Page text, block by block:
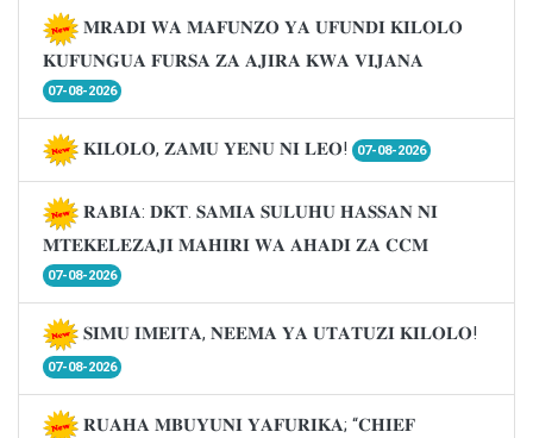
𝐌𝐑𝐀𝐃𝐈 𝐖𝐀 𝐌𝐀𝐅𝐔𝐍𝐙𝐎 𝐘𝐀 𝐔𝐅𝐔𝐍𝐃𝐈 𝐊𝐈𝐋𝐎𝐋𝐎
𝐊𝐔𝐅𝐔𝐍𝐆𝐔𝐀 𝐅𝐔𝐑𝐒𝐀 𝐙𝐀 𝐀𝐉𝐈𝐑𝐀 𝐊𝐖𝐀 𝐕𝐈𝐉𝐀𝐍𝐀
07-08-2026
𝐊𝐈𝐋𝐎𝐋𝐎, 𝐙𝐀𝐌𝐔 𝐘𝐄𝐍𝐔 𝐍𝐈 𝐋𝐄𝐎! 07-08-2026
𝐑𝐀𝐁𝐈𝐀: 𝐃𝐊𝐓. 𝐒𝐀𝐌𝐈𝐀 𝐒𝐔𝐋𝐔𝐇𝐔 𝐇𝐀𝐒𝐒𝐀𝐍 𝐍𝐈
𝐌𝐓𝐄𝐊𝐄𝐋𝐄𝐙𝐀𝐉𝐈 𝐌𝐀𝐇𝐈𝐑𝐈 𝐖𝐀 𝐀𝐇𝐀𝐃𝐈 𝐙𝐀 𝐂𝐂𝐌
07-08-2026
𝐒𝐈𝐌𝐔 𝐈𝐌𝐄𝐈𝐓𝐀, 𝐍𝐄𝐄𝐌𝐀 𝐘𝐀 𝐔𝐓𝐀𝐓𝐔𝐙𝐈 𝐊𝐈𝐋𝐎𝐋𝐎!
07-08-2026
𝐑𝐔𝐀𝐇𝐀 𝐌𝐁𝐔𝐘𝐔𝐍𝐈 𝐘𝐀𝐅𝐔𝐑𝐈𝐊𝐀; “𝐂𝐇𝐈𝐄𝐅